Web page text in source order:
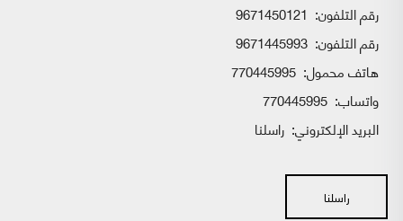
رقم التلفون: 9671450121
رقم التلفون: 9671445993
هاتف محمول: 770445995
واتساب:
البريد الإلكتروني: راسلنا
راسلنا